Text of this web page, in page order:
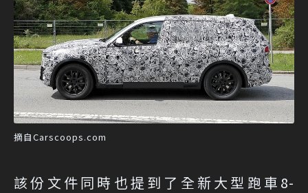
摘自Carscoops.com
該份文件同時也提到了全新大型跑車8-